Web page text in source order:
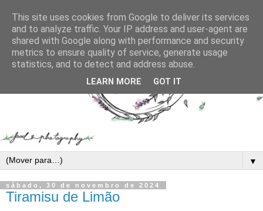
▼
sábado, 30 de novembro de 2024
Tiramisu de Limão
This site uses cookies from Google to deliver its services
and to analyze traffic. Your IP address and user-agent are
shared with Google along with performance and security
metrics to ensure quality of service, generate usage
statistics, and to detect and address abuse.
LEARN MORE GOT IT